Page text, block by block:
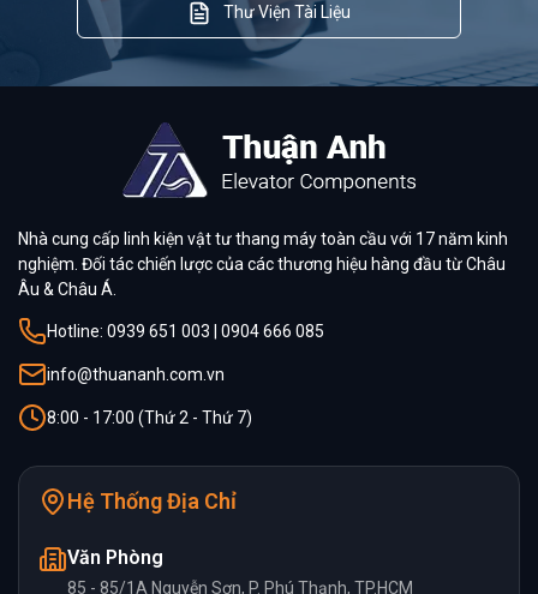
Thư Viện Tài Liệu
Nhà cung cấp linh kiện vật tư thang máy toàn cầu với 17 năm kinh
nghiệm. Đối tác chiến lược của các thương hiệu hàng đầu từ Châu
Âu & Châu Á.
Hotline: 0939 651 003 | 0904 666 085
info@thuananh.com.vn
8:00 - 17:00 (Thứ 2 - Thứ 7)
Hệ Thống Địa Chỉ
Văn Phòng
85 - 85/1A Nguyễn Sơn, P. Phú Thạnh, TP.HCM